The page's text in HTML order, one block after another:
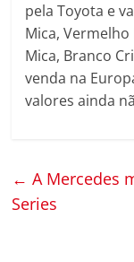
pela Toyota e
Mica,
Mica, Branco
venda na
valores ainda
← A Mercedes
Series